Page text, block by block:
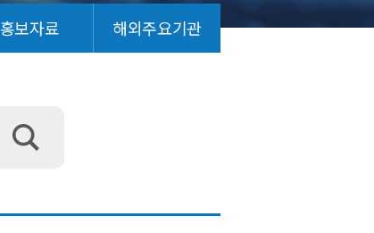
홍보자료 해외주요기관